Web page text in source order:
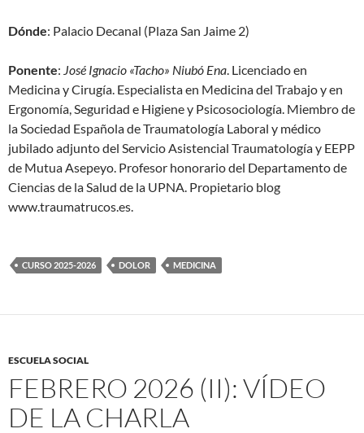
Dónde: Palacio Decanal (Plaza San Jaime 2)
Ponente: José Ignacio «Tacho» Niubó Ena . Licenciado en
Medicina y Cirugía. Especialista en Medicina del Trabajo y en
Ergonomía, Seguridad e Higiene y Psicosociología. Miembro de
la Sociedad Española de Traumatología Laboral y médico
jubilado adjunto del Servicio Asistencial Traumatología y EEPP
de Mutua Asepeyo. Profesor honorario del Departamento de
Ciencias de la Salud de la UPNA. Propietario blog
www.traumatrucos.es.
CURSO 2025-2026 DOLOR MEDICINA
ESCUELA SOCIAL
FEBRERO 2026 (II): VÍDEO
DE LA CHARLA